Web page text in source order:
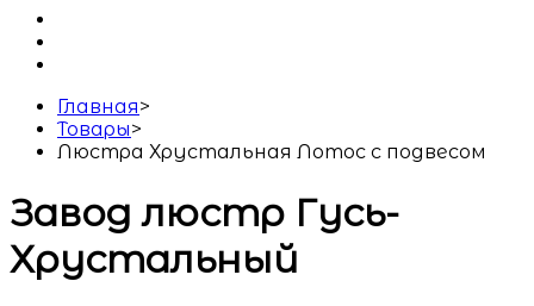
Главная>
Товары>
Люстра Хрустальная Лотос с подвесом
Завод люстр Гусь-
Хрустальный